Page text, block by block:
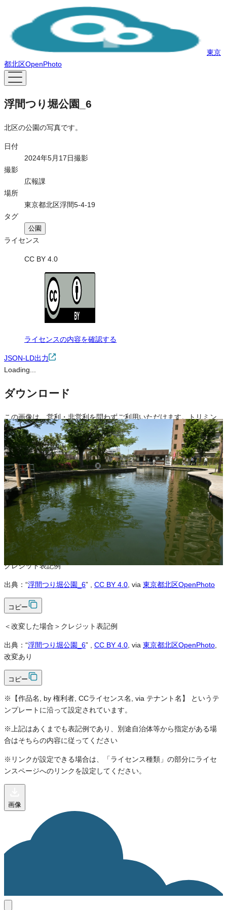
東京
都北区OpenPhoto
浮間つり堀公園_6
北区の公園の写真です。
日付
2024年5月17日撮影
撮影
広報課
場所
東京都北区浮間5-4-19
タグ
公園
ライセンス
CC BY 4.0
ライセンスの内容を確認する
JSON-LD出力
Loading...
ダウンロード
この画像は、営利・非営利を問わずご利用いただけます。トリミン
グ・色変更などの改変も可能です。クレジット表記は必須です。
※本サイトの利用規約 も適用されます。
営利利用
可
改変
可
クレジット表記
必須
クレジット表記例
出典：“浮間つり堀公園_6” CC BY 4.0 , via 東京都北区OpenPhoto
コピー
＜改変した場合＞クレジット表記例
出典：“浮間つり堀公園_6” CC BY 4.0 , via 東京都北区OpenPhoto
改変あり
コピー
※【作品名, by 権利者, CCライセンス名, via テナント名】 というテ
ンプレートに沿って設定されています。
※上記はあくまでも表記例であり、別途自治体等から指定がある場
合はそちらの内容に従ってください
※リンクが設定できる場合は、「ライセンス種類」の部分にライセ
ンスページへのリンクを設定してください。
画像